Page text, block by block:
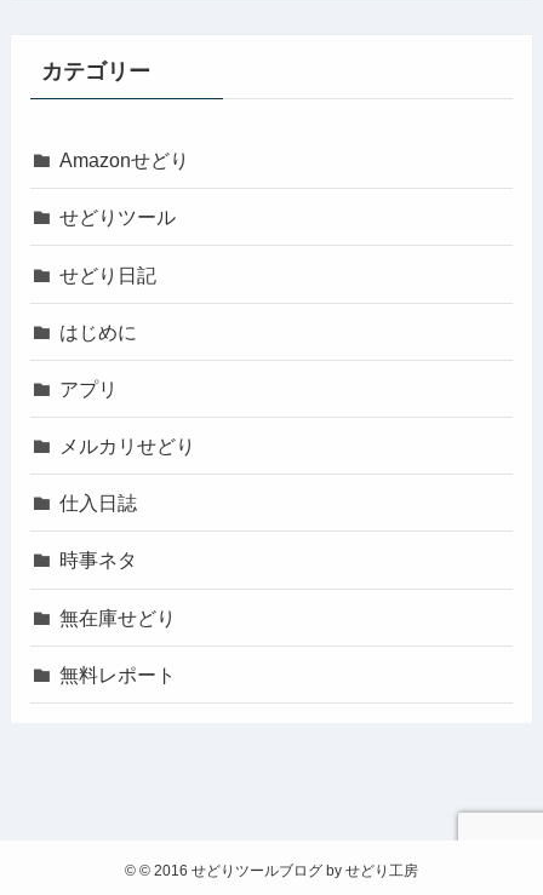
カテゴリー
Amazonせどり
せどりツール
せどり日記
はじめに
アプリ
メルカリせどり
仕入日誌
時事ネタ
無在庫せどり
無料レポート
© © 2016 せどりツールブログ by せどり工房